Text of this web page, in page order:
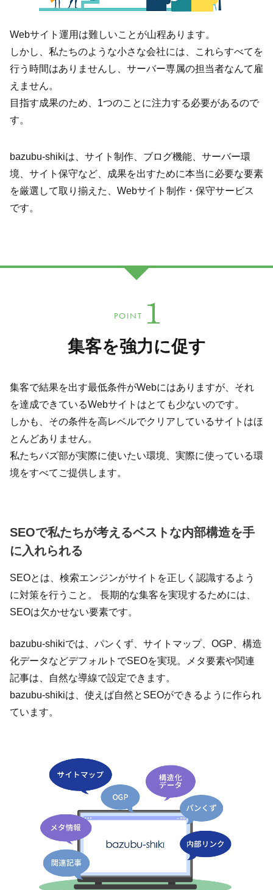
Webサイト運用は難しいことが山程あります。
しかし、私たちのような小さな会社には、これらすべてを
行う時間はありませんし、サーバー専属の担当者なんて雇
えません。
目指す成果のため、1つのことに注力する必要があるので
す。
bazubu-shikiは、サイト制作、ブログ機能、サーバー環
境、サイト保守など、成果を出すために本当に必要な要素
を厳選して取り揃えた、Webサイト制作・保守サービス
です。
POINT
集客を強力に促す
集客で結果を出す最低条件がWebにはありますが、それ
を達成できているWebサイトはとても少ないのです。
しかも、その条件を高レベルでクリアしているサイトはほ
とんどありません。
私たちバズ部が実際に使いたい環境、実際に使っている環
境をすべてご提供します。
SEOで私たちが考えるベストな内部構造を手
に入れられる
SEOとは、検索エンジンがサイトを正しく認識するよう
に対策を行うこと。 長期的な集客を実現するためには、
SEOは欠かせない要素です。
bazubu-shikiでは、パンくず、サイトマップ、OGP、構造
化データなどデフォルトでSEOを実現。メタ要素や関連
記事は、自然な導線で設定できます。
bazubu-shikiは、使えば自然とSEOができるように作られ
ています。